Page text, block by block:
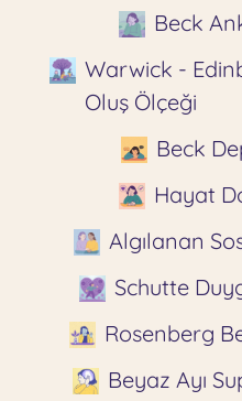
Beck
Warwick -
Oluş Ölçeği
Beck
Hayat
Algılanan
Schutte
Rosenberg
Beyaz Ayı